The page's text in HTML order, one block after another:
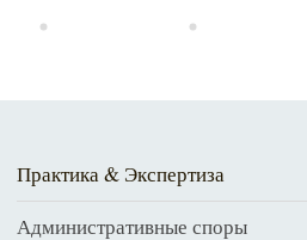
Практика & Экспертиза
Административные споры